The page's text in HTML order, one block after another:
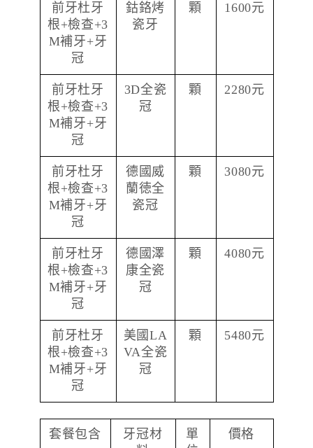
前牙杜牙
根+檢查+3
M補牙+牙
冠
鈷鉻烤
瓷牙
顆 1600元
前牙杜牙
根+檢查+3
M補牙+牙
冠
3D全瓷
冠
顆 2280元
前牙杜牙
根+檢查+3
M補牙+牙
冠
德國威
蘭徳全
瓷冠
顆 3080元
前牙杜牙
根+檢查+3
M補牙+牙
冠
德國澤
康全瓷
冠
顆 4080元
前牙杜牙
根+檢查+3
M補牙+牙
冠
美國LA
VA全瓷
冠
顆 5480元
套餐包含
牙冠材
單
價格